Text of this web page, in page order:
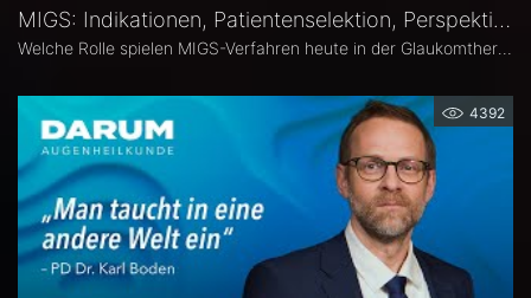
MIGS: Indikationen, Patientenselektion, Perspektiven – Atanas Bogoev, FEBO, MD
Welche Rolle spielen MIGS-Verfahren heute in der Glaukomtherapie? Atanas Bogoev, FEBO, MD, Oberarzt an der Universitätsaugenklinik Bochum spricht im Interview über Indikationen und Patientenselektion, den Stellenwert verschiedener MIGS-Verfahren im klinischen Alltag, realistische Therapieziele sowie Limitationen und zukünftige Entwicklungen der minimalinvasiven Glaukomchirurgie.
4392